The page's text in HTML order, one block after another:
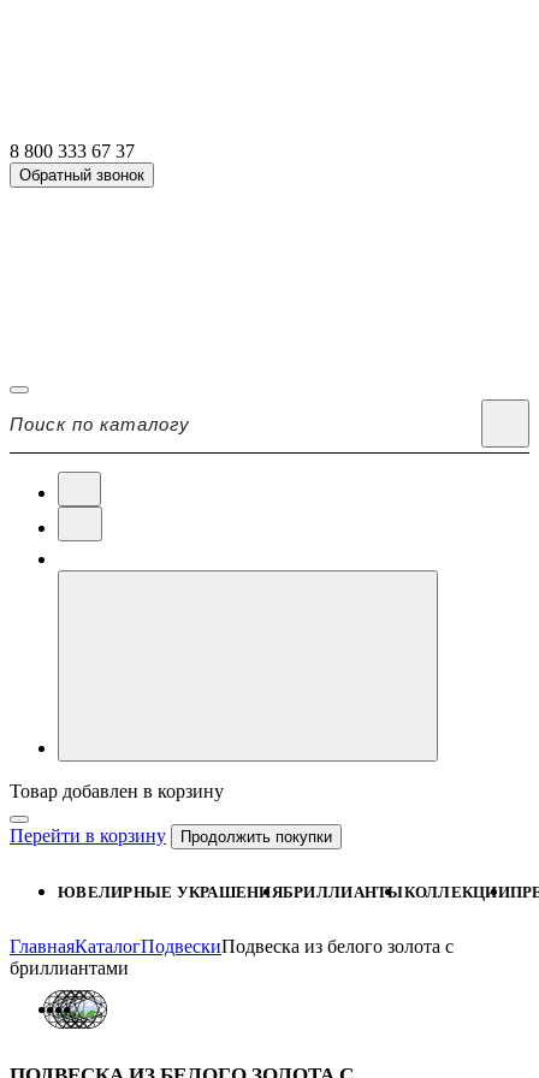
8 800 333 67 37
Обратный звонок
Товар добавлен в корзину
Перейти в корзину Продолжить покупки
ЮВЕЛИРНЫЕ УКРАШЕНИЯБРИЛЛИАНТЫКОЛЛЕКЦИИ
ГлавнаяКаталогПодвескиПодвеска из белого золота с
бриллиантами